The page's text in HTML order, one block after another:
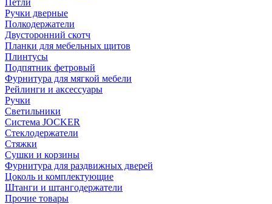
Петли
Ручки дверные
Полкодержатели
Двусторонний скотч
Планки для мебельных щитов
Плинтусы
Подпятник фетровый
Фурнитура для мягкой мебели
Рейлинги и аксессуары
Ручки
Светильники
Система JOCKER
Стеклодержатели
Стяжки
Сушки и корзины
Фурнитура для раздвижных дверей
Цоколь и комплектующие
Штанги и штангодержатели
Прочие товары